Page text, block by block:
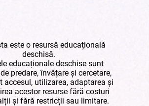
este o resursă educațională
deschisă.
educaționale deschise sunt
predare, învățare și cercetare,
accesul, utilizarea, adaptarea și
acestor resurse fără costuri
și fără restricții sau limitare.